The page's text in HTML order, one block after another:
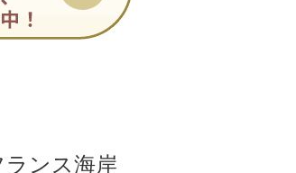
ンス海岸